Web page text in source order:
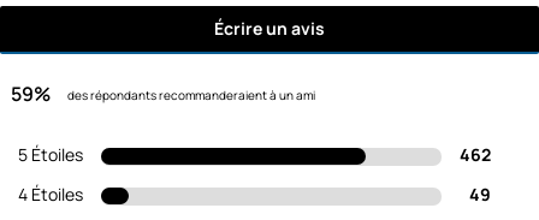
Écrire un avis
59% des répondants recommanderaient à un ami
5 Étoiles
462
4 Étoiles
49